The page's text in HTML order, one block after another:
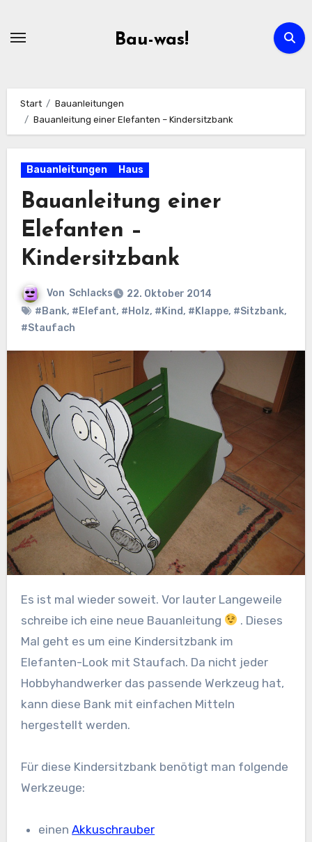
Bau-was!
Start
Bauanleitungen
Bauanleitung einer Elefanten – Kindersitzbank
Bauanleitungen Haus
Bauanleitung einer
Elefanten –
Kindersitzbank
Von Schlacks
22. Oktober 2014
#Bank, #Elefant, #Holz, #Kind, #Klappe, #Sitzbank,
#Staufach
Es ist mal wieder soweit. Vor lauter Langeweile
schreibe ich eine neue Bauanleitung
. Dieses
Mal geht es um eine Kindersitzbank im
Elefanten-Look mit Staufach. Da nicht jeder
Hobbyhandwerker das passende Werkzeug hat,
kann diese Bank mit einfachen Mitteln
hergestellt werden.
Für diese Kindersitzbank benötigt man folgende
Werkzeuge:
einenAkkuschrauber